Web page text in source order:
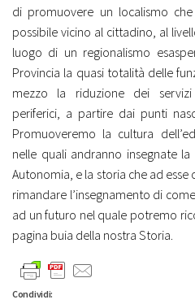
di promuovere un localismo
possibile vicino al cittadino, al
luogo di un regionalismo
Provincia la quasi totalità delle
mezzo la riduzione dei
periferici, a partire dai punti
Promuoveremo la cultura
nelle quali andranno insegnate
Autonomia, e la storia che ad
rimandare l’insegnamento di
ad un futuro nel quale potremo
pagina buia della nostra Storia.
Condividi: